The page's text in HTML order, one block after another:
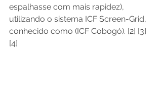
espalhasse com mais rapidez),
utilizando o sistema ICF Screen-Grid,
conhecido como (ICF Cobogó). [2] [3]
[4]